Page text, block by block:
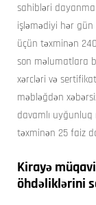
sahibləri dayanma
işləmədiyi hər
üçün təxminən
son məlumatlara
xərcləri və
məbləğdən
davamlı
təxminən 25 faiz
Kirayə
öhdəliklərini